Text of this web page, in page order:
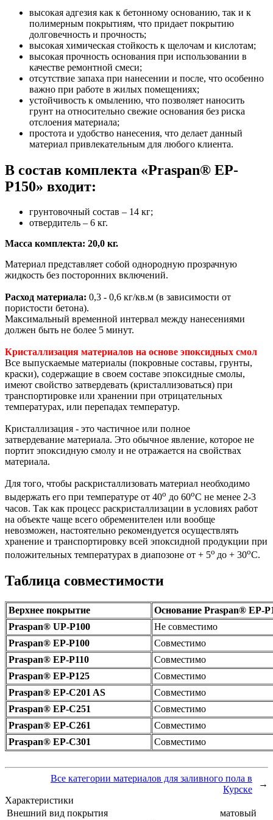
высокая адгезия как к бетонному основанию, так и к
полимерным покрытиям, что придает покрытию
долговечность и прочность;
высокая химическая стойкость к щелочам и кислотам;
высокая прочность основания при использовании в
качестве ремонтной смеси;
отсутствие запаха при нанесении и после, что особенно
важно при работе в жилых помещениях;
устойчивость к омылению, что позволяет наносить
грунт на относительно свежие основания без риска
отслоения материала;
простота и удобство нанесения, что делает данный
материал привлекательным для любого клиента.
В состав комплекта «Praspan® ЕP-
P150» входит:
грунтовочный состав – 14 кг;
отвердитель – 6 кг.
Масса комплекта: 20,0 кг.
Материал представляет собой однородную прозрачную
жидкость без посторонних включений.
Расход материала: 0,3 - 0,6 кг/кв.м (в зависимости от
пористости бетона).
Максимальный временной интервал между нанесениями
должен быть не более 5 минут.
Кристаллизация материалов на основе эпоксидных смол
Все выпускаемые материалы (покровные составы, грунты,
краски), содержащие в своем составе эпоксидные смолы,
имеют свойство затвердевать (кристаллизоваться) при
транспортировке или хранении при отрицательных
температурах, или перепадах температур.
Кристаллизация - это частичное или полное
затвердевание материала. Это обычное явление, которое не
портит эпоксидную смолу и не отражается на свойствах
материала.
Для того, чтобы раскристаллизовать материал необходимо
выдержать его при температуре от 40о до 60оС не менее 2-3
часов. Так как процесс раскристаллизации в условиях работ
на объекте чаще всего обременителен или вообще
невозможен, настоятельно рекомендуется осуществлять
хранение и транспортировку всей эпоксидной продукции при
положительных температурах в диапозоне от + 5о до + 30оС.
Таблица совместимости
Верхнее покрытие
Основание Praspan® ЕP-
Praspan® UP-P100
Не совместимо
Praspan® EP-P100
Cовместимо
Praspan® EP-P110
Cовместимо
Praspan® EP-P125
Cовместимо
Praspan® EP-C201 AS
Cовместимо
Praspan® EP-C251
Cовместимо
Praspan® EP-C261
Cовместимо
Praspan® EP-C301
Cовместимо
Все категории материалов для заливного пола в
Курске
→
Характеристики
Внешний вид покрытия
матовый